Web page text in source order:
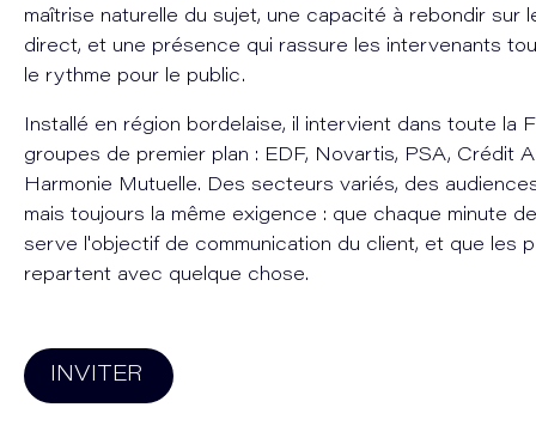
maîtrise naturelle du sujet, une capacité à rebondir sur
direct, et une présence qui rassure les intervenants
le rythme pour le public.
Installé en région bordelaise, il intervient dans toute la
groupes de premier plan : EDF, Novartis, PSA, Crédit
Harmonie Mutuelle. Des secteurs variés, des
mais toujours la même exigence : que chaque minute
serve l'objectif de communication du client, et que les
repartent avec quelque chose.
INVITER